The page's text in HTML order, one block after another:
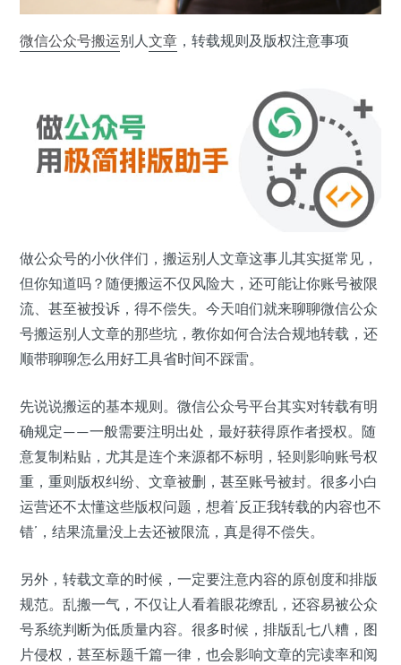
微信公众号搬运别人文章 ，转载规则及版权注意事项
做公众号的小伙伴们，搬运别人文章这事儿其实挺常见，
但你知道吗？随便搬运不仅风险大，还可能让你账号被限
流、甚至被投诉，得不偿失。今天咱们就来聊聊微信公众
号搬运别人文章的那些坑，教你如何合法合规地转载，还
顺带聊聊怎么用好工具省时间不踩雷。
先说说搬运的基本规则。微信公众号平台其实对转载有明
确规定——一般需要注明出处，最好获得原作者授权。随
意复制粘贴，尤其是连个来源都不标明，轻则影响账号权
重，重则版权纠纷、文章被删，甚至账号被封。很多小白
运营还不太懂这些版权问题，想着‘反正我转载的内容也不
错’，结果流量没上去还被限流，真是得不偿失。
另外，转载文章的时候，一定要注意内容的原创度和排版
规范。乱搬一气，不仅让人看着眼花缭乱，还容易被公众
号系统判断为低质量内容。很多时候，排版乱七八糟，图
片侵权，甚至标题千篇一律，也会影响文章的完读率和阅